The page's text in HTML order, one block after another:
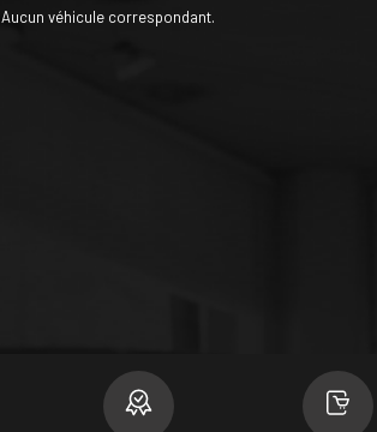
Aucun véhicule correspondant.